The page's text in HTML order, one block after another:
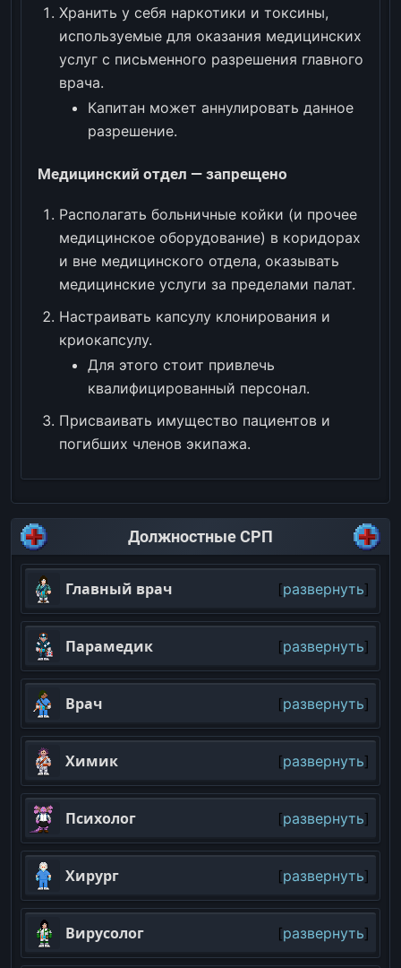
Хранить у себя наркотики и токсины,
используемые для оказания медицинских
услуг с письменного разрешения главного
врача.
Капитан может аннулировать данное
разрешение.
Медицинский отдел — запрещено
Располагать больничные койки (и прочее
медицинское оборудование) в коридорах
и вне медицинского отдела, оказывать
медицинские услуги за пределами палат.
Настраивать капсулу клонирования и
криокапсулу.
Для этого стоит привлечь
квалифицированный персонал.
Присваивать имущество пациентов и
погибших членов экипажа.
Должностные СРП
развернуть
Главный врач
развернуть
Парамедик
развернуть
Врач
развернуть
Химик
развернуть
Психолог
развернуть
Хирург
развернуть
Вирусолог